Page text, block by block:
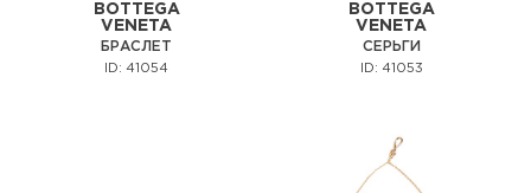
BOTTEGA
VENETA
БРАСЛЕТ
ID: 41054
BOTTEGA
VENETA
СЕРЬГИ
ID: 41053